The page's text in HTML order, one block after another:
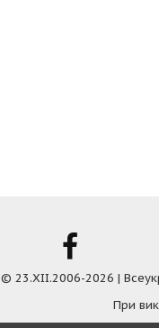
© 23.XII.2006-2026 |
При